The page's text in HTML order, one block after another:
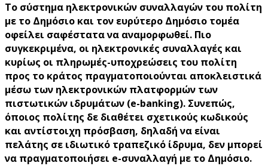
Το σύστημα ηλεκτρονικών συναλλαγών του πολίτη
με το Δημόσιο και τον ευρύτερο Δημόσιο τομέα
οφείλει σαφέστατα να αναμορφωθεί. Πιο
συγκεκριμένα, οι ηλεκτρονικές συναλλαγές και
κυρίως οι πληρωμές-υποχρεώσεις του πολίτη
προς το κράτος πραγματοποιούνται αποκλειστικά
μέσω των ηλεκτρονικών πλατφορμών των
πιστωτικών ιδρυμάτων (e-banking). Συνεπώς,
όποιος πολίτης δε διαθέτει σχετικούς κωδικούς
και αντίστοιχη πρόσβαση, δηλαδή να είναι
πελάτης σε ιδιωτικό τραπεζικό ίδρυμα, δεν μπορεί
να πραγματοποιήσει e-συναλλαγή με το Δημόσιο.